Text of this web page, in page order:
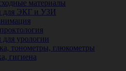
материалы
для ЭКГ и УЗИ
урологии
тонометры, глюкометры
гигиена